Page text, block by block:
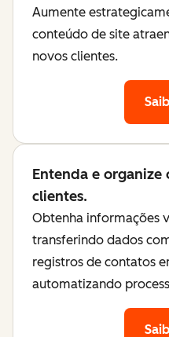
Aumente
conteúdo de site
novos clientes.
Entenda e organize
clientes.
Obtenha informações
transferindo dados
registros de contatos
automatizando